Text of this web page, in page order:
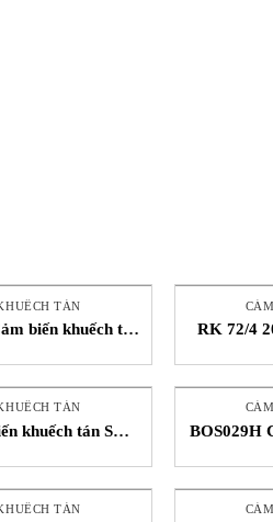
TÁN
biến khuếch tán
RK 72/4
TÁN
khuếch tán STC
BOS029H
TÁN